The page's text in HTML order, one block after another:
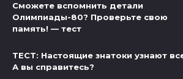
Сможете вспомнить детали
Олимпиады-80? Проверьте свою
память! — тест
ТЕСТ: Настоящие знатоки узнают
А вы справитесь?